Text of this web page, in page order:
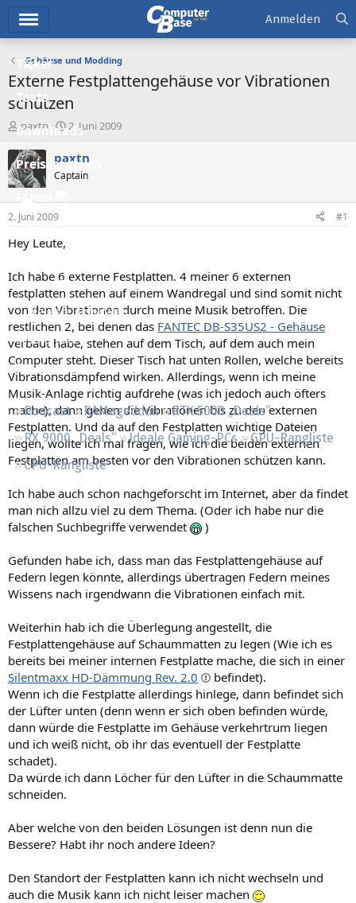
Ticker
Tests
Downloads
Preisvergleich
Forum
Aktuelles
Neue Beiträge
Neueste Aktivitäten
Leserartikel
Regeln
Podcast RAMageddon
RTX 5000 „Deals“
RX 9000 „Deals“
Ideale Gaming-PCs
GPU-Rangliste
CPU-Rangliste
Anmelden
Gehäuse und Modding
Externe Festplattengehäuse vor Vibrationen
schützen
E
r
s
t
e
e
r
paxtn
E
r
s
e
t
2. Juni 2009
paxtn
Captain
2. Juni 2009 #1
Hey Leute,
Ich habe 6 externe Festplatten. 4 meiner 6 externen
festplatten stehen auf einem Wandregal und sind somit nicht
von den Vibrationen durch meine Musik betroffen. Die
restlichen 2, bei denen das FANTEC DB-S35US2 - Gehäuse
verbaut habe, stehen auf dem Tisch, auf dem auch mein
Computer steht. Dieser Tisch hat unten Rollen, welche bereits
Vibrationsdämpfend wirken. Allerdings, wenn ich meine
Musik-Anlage richtig aufdrehe (was ich jedoch auch öfters
mache), dann gehen die Vibrationen bis zu den externen
Festplatten. Und da auf den Festplatten wichtige Dateien
liegen, wollte ich mal fragen, wie ich die beiden externen
Festplatten am besten vor den Vibrationen schützen kann.
Ich habe auch schon nachgeforscht im Internet, aber da findet
man nich allzu viel zu dem Thema. (Oder ich habe nur die
falschen Suchbegriffe verwendet
)
Gefunden habe ich, dass man das Festplattengehäuse auf
Federn legen könnte, allerdings übertragen Federn meines
Wissens nach irgendwann die Vibrationen einfach mit.
Weiterhin hab ich die Überlegung angestellt, die
Festplattengehäuse auf Schaummatten zu legen (Wie ich es
bereits bei meiner internen Festplatte mache, die sich in einer
Silentmaxx HD-Dämmung Rev. 2.0
befindet).
Wenn ich die Festplatte allerdings hinlege, dann befindet sich
der Lüfter unten (denn wenn er sich oben befinden würde,
dann würde die Festplatte im Gehäuse verkehrtrum liegen
und ich weiß nicht, ob ihr das eventuell der Festplatte
schadet).
Da würde ich dann Löcher für den Lüfter in die Schaummatte
schneiden.
Aber welche von den beiden Lösungen ist denn nun die
Bessere? Habt ihr noch andere Ideen?
Den Standort der Festplatten kann ich nicht wechseln und
auch die Musik kann ich nicht leiser machen